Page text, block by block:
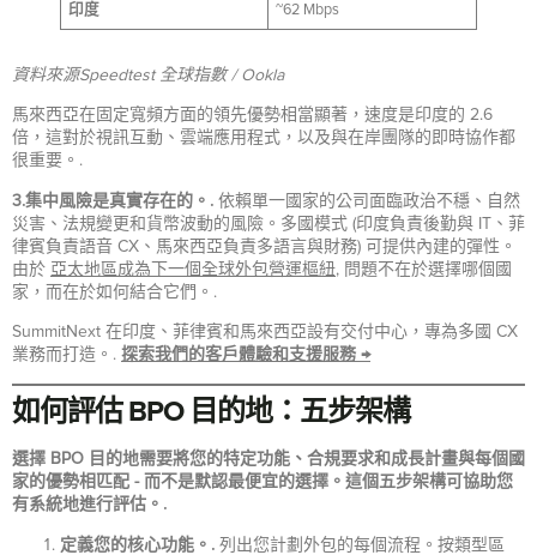
印度 ~62 Mbps
資料來源Speedtest 全球指數 / Ookla
馬來西亞在固定寬頻方面的領先優勢相當顯著，速度是印度的 2.6
倍，這對於視訊互動、雲端應用程式，以及與在岸團隊的即時協作都
很重要。.
3.集中風險是真實存在的。. 依賴單一國家的公司面臨政治不穩、自然
災害、法規變更和貨幣波動的風險。多國模式 (印度負責後勤與 IT、菲
律賓負責語音 CX、馬來西亞負責多語言與財務) 可提供內建的彈性。
由於 亞太地區成為下一個全球外包營運樞紐, 問題不在於選擇哪個國
家，而在於如何結合它們。.
SummitNext 在印度、菲律賓和馬來西亞設有交付中心，專為多國 CX
業務而打造。. 探索我們的客戶體驗和支援服務 →
如何評估 BPO 目的地：五步架構
選擇 BPO 目的地需要將您的特定功能、合規要求和成長計畫與每個國
家的優勢相匹配 - 而不是默認最便宜的選擇。這個五步架構可協助您
有系統地進行評估。.
定義您的核心功能。. 列出您計劃外包的每個流程。按類型區